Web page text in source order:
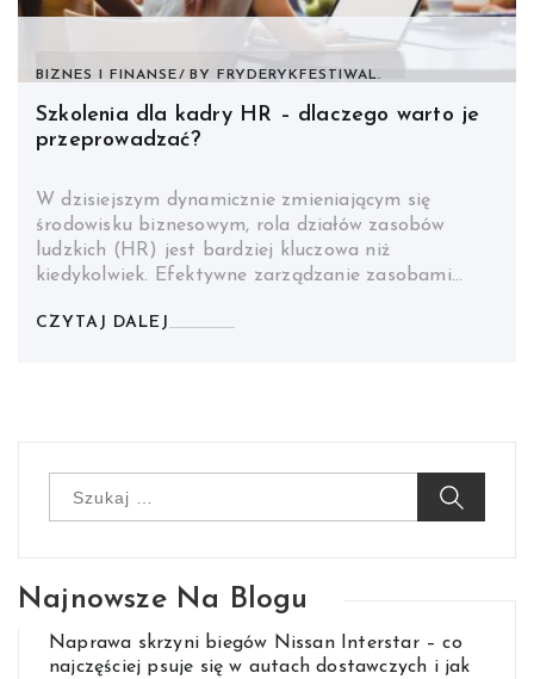
BIZNES I FINANSE BY FRYDERYKFESTIWAL.
Szkolenia dla kadry HR – dlaczego warto je
przeprowadzać?
W dzisiejszym dynamicznie zmieniającym się
środowisku biznesowym, rola działów zasobów
ludzkich (HR) jest bardziej kluczowa niż
kiedykolwiek. Efektywne zarządzanie zasobami…
CZYTAJ DALEJ
Najnowsze Na Blogu
Naprawa skrzyni biegów Nissan Interstar – co
najczęściej psuje się w autach dostawczych i jak